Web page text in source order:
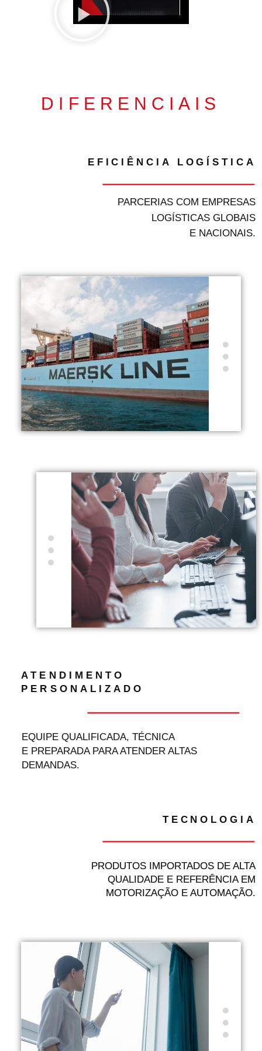
DIFERENCIAIS
EFICIÊNCIA LOGÍSTICA
PARCERIAS COM EMPRESAS
LOGÍSTICAS GLOBAIS
E NACIONAIS.
ATENDIMENTO
PERSONALIZADO
EQUIPE QUALIFICADA, TÉCNICA
E PREPARADA PARA ATENDER ALTAS
DEMANDAS.
TECNOLOGIA
PRODUTOS IMPORTADOS DE ALTA
QUALIDADE E REFERÊNCIA EM
MOTORIZAÇÃO E AUTOMAÇÃO.